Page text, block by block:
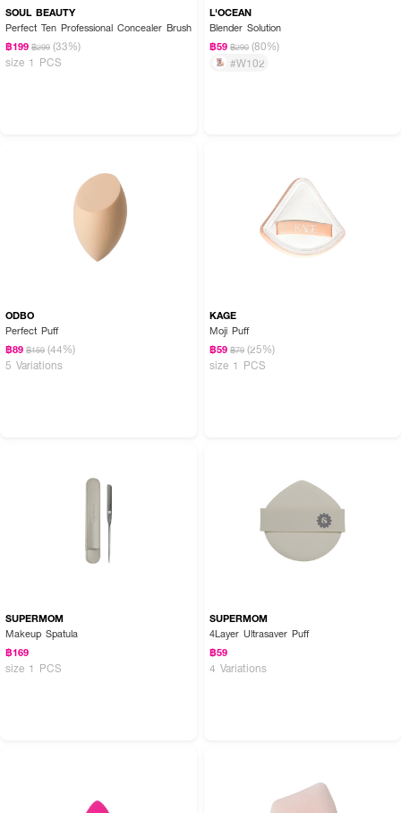
SOUL BEAUTY
Perfect Ten Professional Concealer Brush
฿199 ฿299 (33%)
size 1 PCS
L'OCEAN
Blender Solution
฿59 ฿290 (80%)
#W102
ODBO
Perfect Puff
฿89 ฿159 (44%)
5 Variations
KAGE
Moji Puff
฿59 ฿79 (25%)
size 1 PCS
SUPERMOM
Makeup Spatula
฿169
size 1 PCS
SUPERMOM
4Layer Ultrasaver Puff
฿59
4 Variations